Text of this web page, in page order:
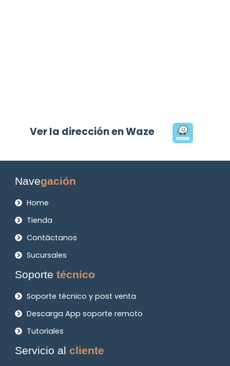
Ver la dirección en Waze
Navegación
Home
Tienda
Contáctanos
Sucursales
Soportetécnico
Soporte técnico y post venta
Descarga App soporte remoto
Tutoriales
Servicio alcliente